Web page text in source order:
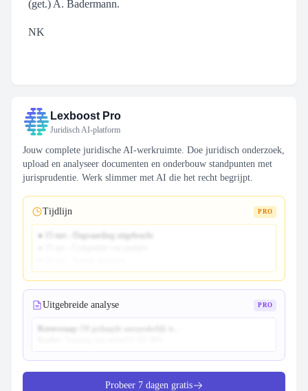
(get.) A. Badermann.
NK
Lexboost Pro
Juridisch AI-platform
Jouw complete juridische AI-werkruimte. Doe juridisch onderzoek,
upload en analyseer documenten en onderbouw standpunten met
jurisprudentie. Werk slimmer met AI die het recht begrijpt.
Tijdlijn PRO
● 15 mrt - Dagvaarding uitgebracht
Uitgebreide analyse PRO
Probeer 7 dagen gratis